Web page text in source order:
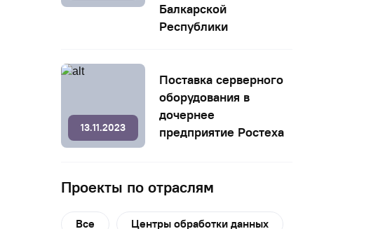
Балкарской
Республики
13.11.2023
Поставка серверного
оборудования в
дочернее
предприятие Ростеха
Проекты по отраслям
Все Центры обработки данных